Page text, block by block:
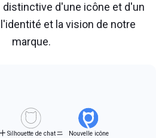
distinctive d'une icône et d'un
et la vision de notre
marque.
Silhouette de chat Nouvelle icône